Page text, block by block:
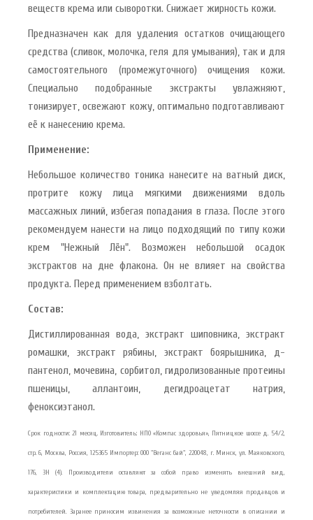
веществ крема или сыворотки. Снижает жирность кожи.
Предназначен как для удаления остатков очищающего
средства (сливок, молочка, геля для умывания), так и для
самостоятельного (промежуточного) очищения кожи.
Специально подобранные экстракты увлажняют,
тонизирует, освежают кожу, оптимально подготавливают
её к нанесению крема.
Применение:
Небольшое количество тоника нанесите на ватный диск,
протрите кожу лица мягкими движениями вдоль
массажных линий, избегая попадания в глаза. После этого
рекомендуем нанести на лицо подходящий по типу кожи
крем "Нежный Лён". Возможен небольшой осадок
экстрактов на дне флакона. Он не влияет на свойства
продукта. Перед применением взболтать.
Состав:
Дистиллированная вода, экстракт шиповника, экстракт
ромашки, экстракт рябины, экстракт боярышника, д-
пантенол, мочевина, сорбитол, гидролизованные протеины
пшеницы, аллантоин, дегидроацетат натрия,
феноксиэтанол.
Срок годности: 21 месяц. Изготовитель: НПО «Компас здоровья», Пятницкое шоссе д. 54/2,
стр. 6, Москва, Россия, 125365 Импортер: ООО "Веганс бай", 220048, г. Минск, ул. Маяковского,
176, 3Н (4). Производители оставляют за собой право изменять внешний вид,
характеристики и комплектацию товара, предварительно не уведомляя продавцов и
потребителей. Заранее приносим извинения за возможные неточности в описании и